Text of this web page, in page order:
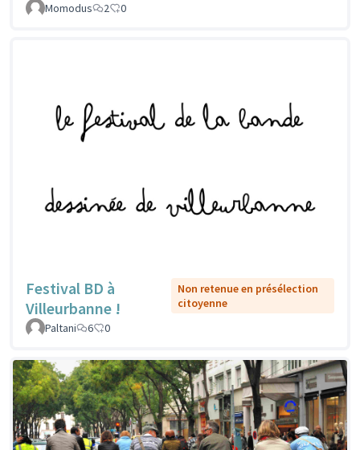
Momodus 2 0
Festival BD à
Villeurbanne !
Non retenue en présélection
citoyenne
Paltani
6 0